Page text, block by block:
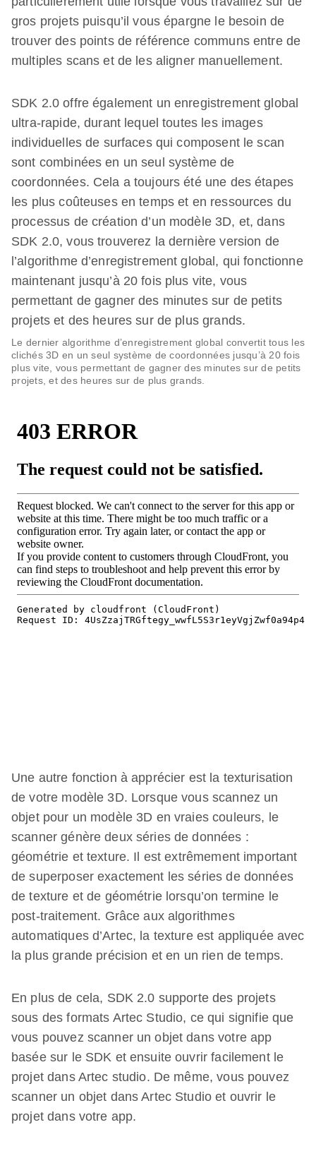
gros projets puisqu’il vous épargne le besoin de
trouver des points de référence communs entre de
multiples scans et de les aligner manuellement.
SDK 2.0 offre également un enregistrement global
ultra-rapide, durant lequel toutes les images
individuelles de surfaces qui composent le scan
sont combinées en un seul système de
coordonnées. Cela a toujours été une des étapes
les plus coûteuses en temps et en ressources du
processus de création d’un modèle 3D, et, dans
SDK 2.0, vous trouverez la dernière version de
l’algorithme d’enregistrement global, qui fonctionne
maintenant jusqu’à 20 fois plus vite, vous
permettant de gagner des minutes sur de petits
projets et des heures sur de plus grands.
Le dernier algorithme d’enregistrement global convertit tous les
clichés 3D en un seul système de coordonnées jusqu’à 20 fois
plus vite, vous permettant de gagner des minutes sur de petits
projets, et des heures sur de plus grands.
Une autre fonction à apprécier est la texturisation
de votre modèle 3D. Lorsque vous scannez un
objet pour un modèle 3D en vraies couleurs, le
scanner génère deux séries de données :
géométrie et texture. Il est extrêmement important
de superposer exactement les séries de données
de texture et de géométrie lorsqu’on termine le
post-traitement. Grâce aux algorithmes
automatiques d’Artec, la texture est appliquée avec
la plus grande précision et en un rien de temps.
En plus de cela, SDK 2.0 supporte des projets
sous des formats Artec Studio, ce qui signifie que
vous pouvez scanner un objet dans votre app
basée sur le SDK et ensuite ouvrir facilement le
projet dans Artec studio. De même, vous pouvez
scanner un objet dans Artec Studio et ouvrir le
projet dans votre app.